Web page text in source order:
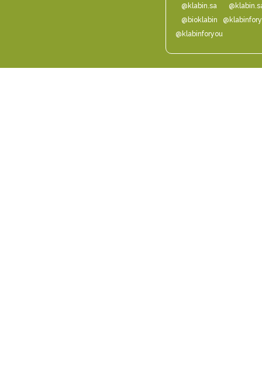
@klabin.sa
@bioklabin
@klabinforyou